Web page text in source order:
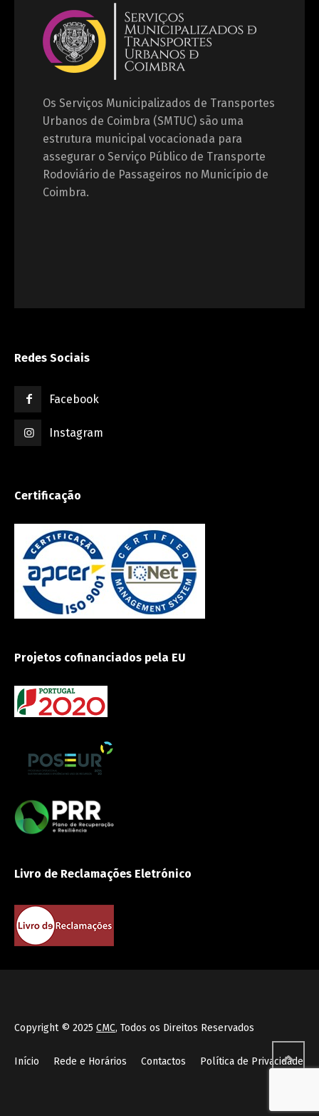
Os Serviços Municipalizados de Transportes
Urbanos de Coimbra (SMTUC) são uma
estrutura municipal vocacionada para
assegurar o Serviço Público de Transporte
Rodoviário de Passageiros no Município de
Coimbra.
Redes Sociais
Facebook
Instagram
Certificação
Projetos cofinanciados pela EU
Livro de Reclamações Eletrónico
Copyright © 2025 CMC, Todos os Direitos Reservados
Início Rede e Horários Contactos Política de Privacidade